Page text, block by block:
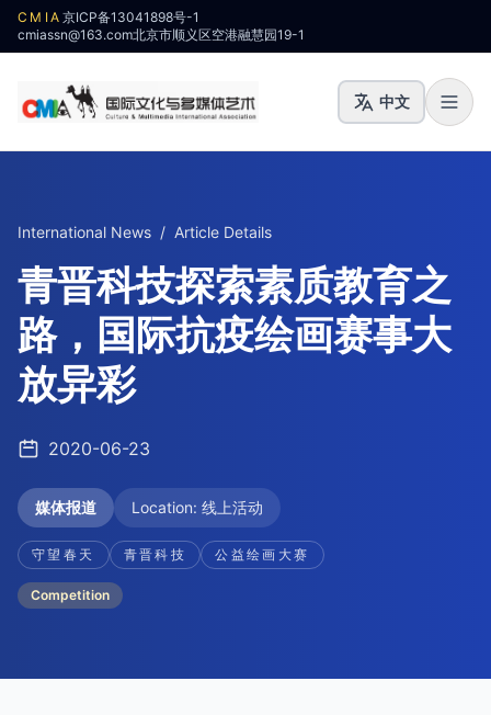
CMIA 京ICP备13041898号-1
cmiassn@163.com北京市顺义区空港融慧园19-1
中文
International News / Article Details
青晋科技探索素质教育之
路，国际抗疫绘画赛事大
放异彩
2020-06-23
媒体报道 Location: 线上活动
守望春天 青晋科技 公益绘画大赛
Competition